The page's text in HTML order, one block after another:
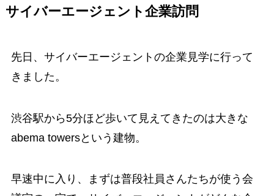
サイバーエージェント企業訪問
先日、サイバーエージェントの企業見学に行って
きました。
渋谷駅から5分ほど歩いて見えてきたのは大きな
abema towersという建物。
早速中に入り、まずは普段社員さんたちが使う会